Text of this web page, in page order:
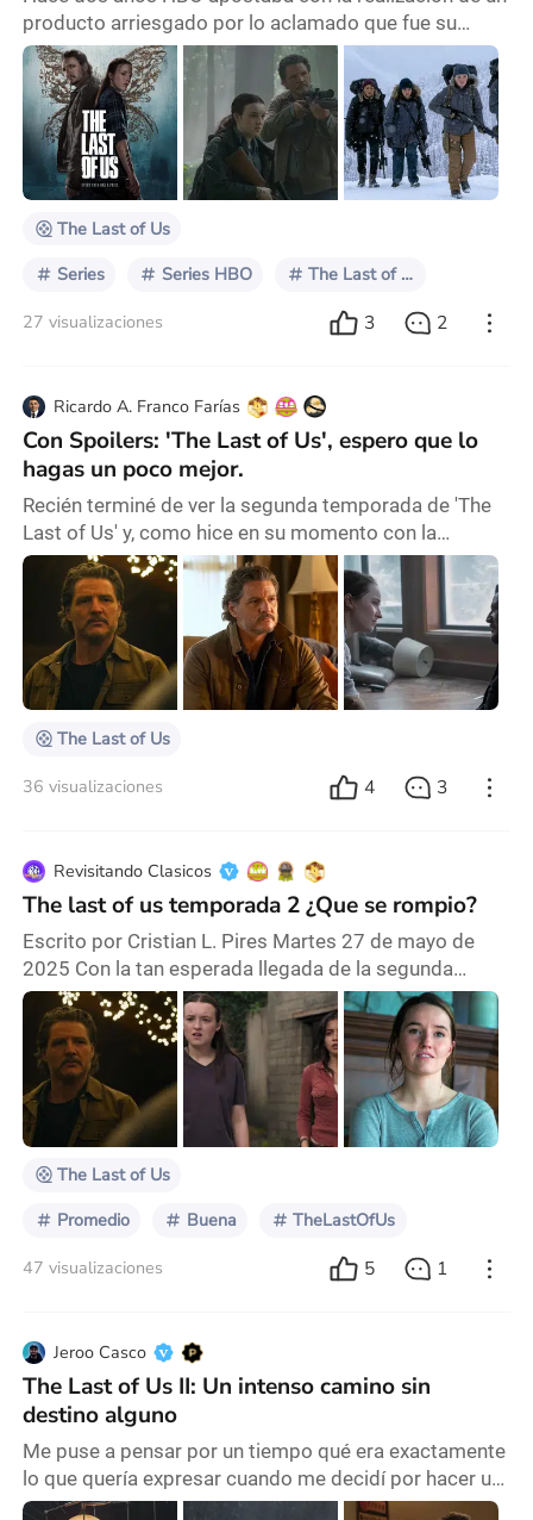
producto arriesgado por lo aclamado que fue su
material original y la gran cantidad de fanáticos que
eso atrajo. Hablamos de “The Last Of Us” que en
2023 con su primera temporada logro consolidar la
era de las adaptaciones de videojuegos y que no solo
eso, sino que ofreció la mejor serie de ese año para
muchos y que ha sido del encanto tanto de c
The Last of Us
Series Series HBO The Last of Us
27 visualizaciones 3 2
Ricardo A. Franco Farías
Con Spoilers: 'The Last of Us', espero que lo
hagas un poco mejor.
Recién terminé de ver la segunda temporada de 'The
Last of Us' y, como hice en su momento con la
primera, hay que hablar de esta también, porque ha
sido un poco diferente de su predecesora, y no tanto
para bien. De hecho, varias sorpresas a lo largo de la
misma. Craig Mazin nos plantea una temporada muy
diferente de la anterior. Menos infectados, menos
caos post-apocalíptico, con más estructuras s
The Last of Us
36 visualizaciones 4 3
Revisitando Clasicos
The last of us temporada 2 ¿Que se rompio?
Escrito por Cristian L. Pires Martes 27 de mayo de
2025 Con la tan esperada llegada de la segunda
temporada de The Last of Us, la emoción y los nervios
venían por partes iguales. Sin embargo, algo se torció
en el camino, y lo que era una de las grandes series de
los últimos años y exponente de las adaptaciones de
videojuegos sufrió una baja importante en
visualizaciones y el rechazo de la comunida
The Last of Us
Promedio Buena TheLastOfUs
47 visualizaciones 5 1
Jeroo Casco
The Last of Us II: Un intenso camino sin
destino alguno
Me puse a pensar por un tiempo qué era exactamente
lo que quería expresar cuando me decidí por hacer un
artículo sobre “la serie del momento”. Me encanta